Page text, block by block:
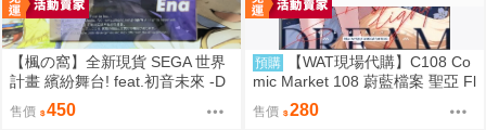
【楓の窩】全新現貨 SEGA 世界
計畫 繽紛舞台! feat.初音未來 -D
×D- 東雲繪名【日版】
售價 450
預購
【WAT現場代購】C108 Co
mic Market 108 蔚藍檔案 聖亞 Fl
oating Light
售價 280